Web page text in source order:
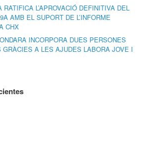
RATIFICA L’APROVACIÓ DEFINITIVA DEL
AMB EL SUPORT DE L’INFORME
CHX
INCORPORA DUES PERSONES
GRÀCIES A LES AJUDES LABORA JOVE I